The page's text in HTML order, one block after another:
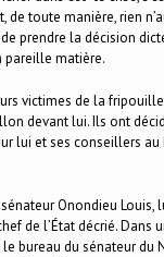
de toute manière, rien
prendre la décision
matière.
victimes de la
devant lui. Ils ont
lui et ses conseillers au
Onondieu Louis,
de l’État décrié. Dans
bureau du sénateur du